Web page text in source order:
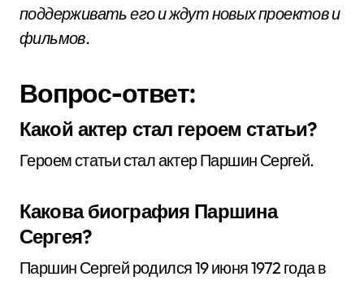
поддерживать его и ждут новых проектов и
фильмов.
Вопрос-ответ:
Какой актер стал героем статьи?
Героем статьи стал актер Паршин Сергей.
Какова биография Паршина
Сергея?
Паршин Сергей родился 19 июня 1972 года в